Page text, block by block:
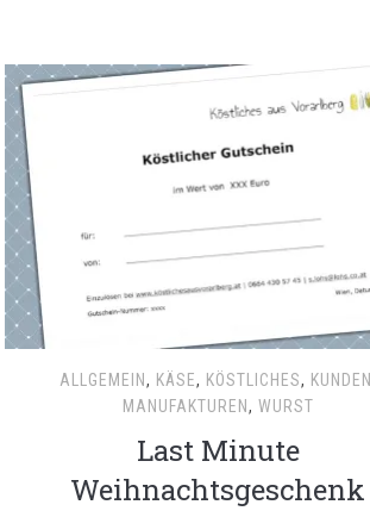
ALLGEMEIN, KÄSE, KÖSTLICHES, KUNDEN
MANUFAKTUREN, WURST
Last Minute
Weihnachtsgeschenk